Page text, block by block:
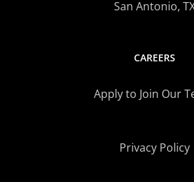
San Antonio,
CAREERS
Apply to Join Our
Privacy Policy